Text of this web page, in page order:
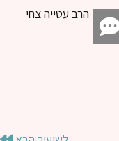
הרב עטייה צחי